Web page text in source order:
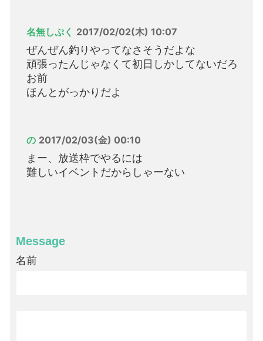
名無しぷく 2017/02/02(木) 10:07
ぜんぜん釣りやってなさそうだよな
頑張ったんじゃなくて初日しかしてないだろ
お前
ほんとがっかりだよ
の 2017/02/03(金) 00:10
まー、放送枠でやるには
難しいイベントだからしゃーない
Message
名前